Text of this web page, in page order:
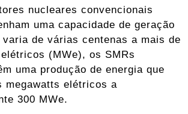
nucleares convencionais
uma capacidade de geração
varia de várias centenas a mais de
(MWe), os SMRs
uma produção de energia que
megawatts elétricos a
300 MWe.